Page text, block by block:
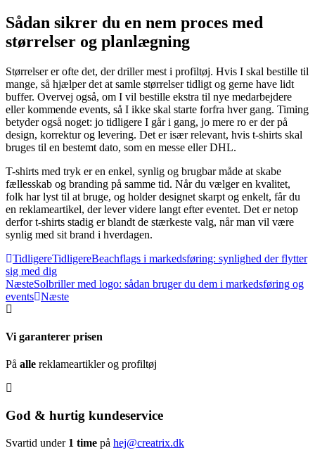
Sådan sikrer du en nem proces med
størrelser og planlægning
Størrelser er ofte det, der driller mest i profiltøj. Hvis I skal bestille til
mange, så hjælper det at samle størrelser tidligt og gerne have lidt
buffer. Overvej også, om I vil bestille ekstra til nye medarbejdere
eller kommende events, så I ikke skal starte forfra hver gang. Timing
betyder også noget: jo tidligere I går i gang, jo mere ro er der på
design, korrektur og levering. Det er især relevant, hvis t-shirts skal
bruges til en bestemt dato, som en messe eller DHL.
T-shirts med tryk er en enkel, synlig og brugbar måde at skabe
fællesskab og branding på samme tid. Når du vælger en kvalitet,
folk har lyst til at bruge, og holder designet skarpt og enkelt, får du
en reklameartikel, der lever videre langt efter eventet. Det er netop
derfor t-shirts stadig er blandt de stærkeste valg, når man vil være
synlig med sit brand i hverdagen.
TidligereTidligereBeachflags i markedsføring: synlighed der flytter
sig med dig
NæsteSolbriller med logo: sådan bruger du dem i markedsføring og
events Næste
Vi garanterer prisen
På alle reklameartikler og profiltøj
God & hurtig kundeservice
Svartid under 1 time på hej@creatrix.dk